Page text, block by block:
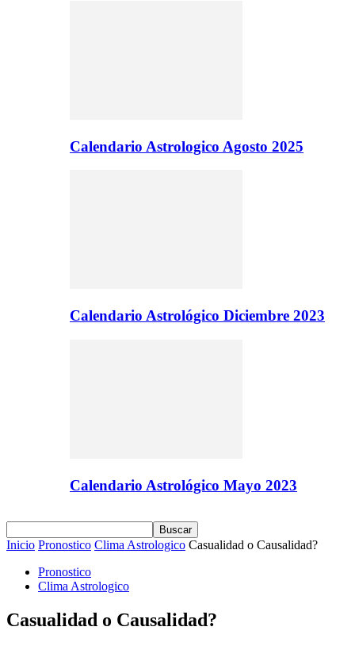
Calendario Astrologico Agosto 2025
Calendario Astrológico Diciembre 2023
Calendario Astrológico Mayo 2023
Inicio Pronostico Clima Astrologico Casualidad o Causalidad?
Pronostico
Clima Astrologico
Casualidad o Causalidad?